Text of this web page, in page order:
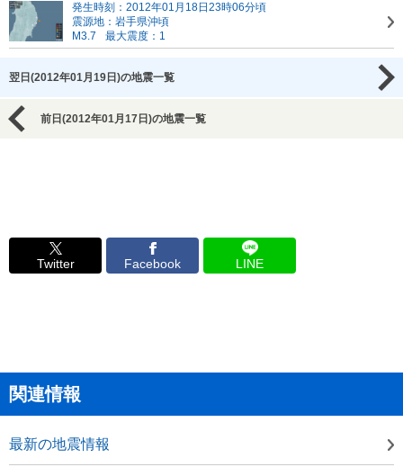
発生時刻：2012年01月18日23時06分頃
震源地：岩手県沖頃
M3.7
最大震度：1
翌日(2012年01月19日)の地震一覧
前日(2012年01月17日)の地震一覧
Twitter Facebook LINE
関連情報
最新の地震情報